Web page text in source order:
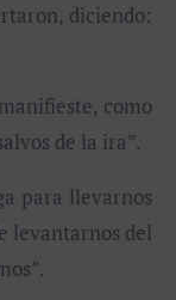
diciendo:
como
de la ira”.
para llevarnos
levantarnos del